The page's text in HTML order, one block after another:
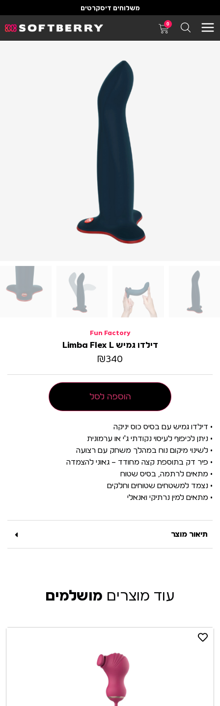
משלוחים דיסקרטים
0
Fun Factory
דילדו גמיש Limba Flex L
₪340
הוספה לסל
• דילדו גמיש עם בסיס כוס יניקה
• ניתן לכיפוף לעיסוי נקודתי ג'י או ערמונית
• לשינוי מיקום נוח במהלך משחק עם רצועה
• פיר דק בתוספת קצה מחודד – גאוני להצמדה
• מתאים לרתמה, בסיס שטוח
• נצמד למשטחים שטוחים וחלקים
• מתאים למין נרתיקי ואנאלי
תיאור מוצר
עוד מוצרים מושלמים